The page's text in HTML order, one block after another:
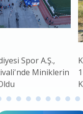
Spor A.Ş.,
Miniklerin